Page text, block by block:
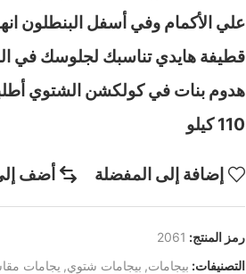
علي الأكمام وفي أسفل البنطلون
قطيفة هايدي تناسبك لجلوسك في
110 كيلو
إضافة إلى المفضلة أضف
رمز المنتج: 2061
التصنيفات: بيجامات, بيجامات شتوي, يجامات